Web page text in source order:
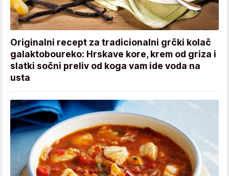
Originalni recept za tradicionalni grčki kolač
galaktoboureko: Hrskave kore, krem od griza i
slatki sočni preliv od koga vam ide voda na
usta